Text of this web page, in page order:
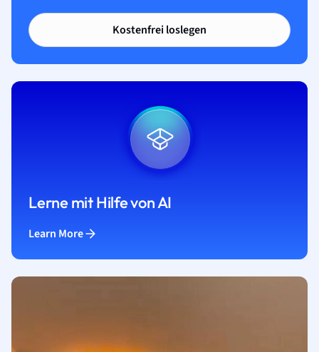
Kostenfrei loslegen
Lerne mit Hilfe von AI
Learn More